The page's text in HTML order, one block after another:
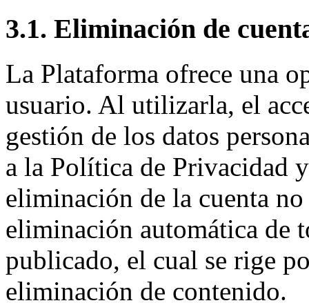
3.1. Eliminación de
La Plataforma ofrece una
usuario. Al utilizarla, el
gestión de los datos
a la Política de Privacidad
eliminación de la cuenta
eliminación automática de
publicado, el cual se rige
eliminación de contenido.